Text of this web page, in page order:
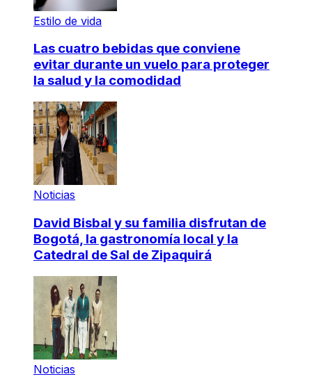
Estilo de vida
Las cuatro bebidas que conviene
evitar durante un vuelo para proteger
la salud y la comodidad
Noticias
David Bisbal y su familia disfrutan de
Bogotá, la gastronomía local y la
Catedral de Sal de Zipaquirá
Noticias